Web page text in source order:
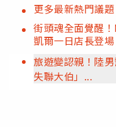
更多最新熱門議
街頭魂全面覺醒
凱爾一日店長登
旅遊變認親！陸
失聯大伯」...